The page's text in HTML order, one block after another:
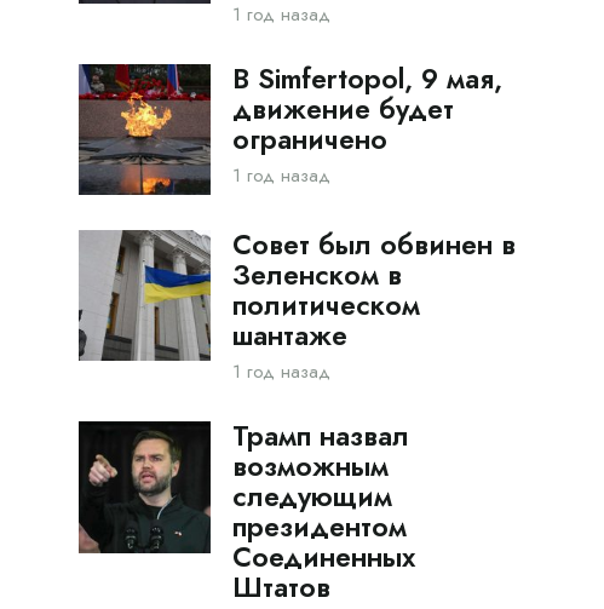
1 год назад
В Simfertopol, 9 мая,
движение будет
ограничено
1 год назад
Совет был обвинен в
Зеленском в
политическом
шантаже
1 год назад
Трамп назвал
возможным
следующим
президентом
Соединенных
Штатов